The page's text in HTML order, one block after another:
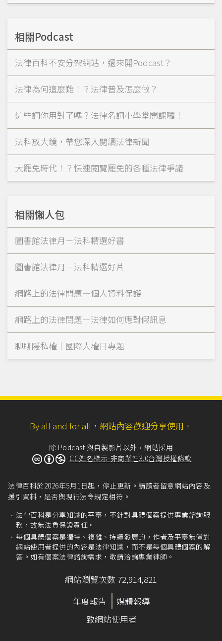
相關Podcast
法律百科不安分架網站，還來開Podcast？
法律為何這麼難！？法律普及怎麼做？
這些詞你用對了嗎？法律名詞小學堂開課囉！
法科放大鏡，帶您深入閱讀法律新聞
大罷免時代！？快速閱覽罷免的各種法律爭議
相關懶人包
圖書館法律月－法科精選好書
圖書館法律月－法科精選好片
網路上的法律問題—個人資料保護
網路上的法律問題—法律如何應對假訊息
聊聊隱私權｜國際人權日專題
By all and for all，網站內容歡迎分享使用。
除 Podcast 與自製影片以外，網站採用
CC姓名標示-非商業性3.0台灣授權條款
法律百科於2026年5月1日起，停止更新。請讀者留意網站內容及
援引資料，是否與現行法令規定相符。
法律百科是分享知識的平臺，不針對具體個案提供專業諮詢服
務，故無法負保證責任。
每個具體個案是獨特、複雜、持續發展的，作者及平臺無償對
網站使用者提供的內容是法律知識，而不是每個具體個案的解
答。如有個案法律諮詢需求，敬請洽詢專業律師。
網站瀏覽次數 72,914,821
年度報告
媒體報導
致網站使用者